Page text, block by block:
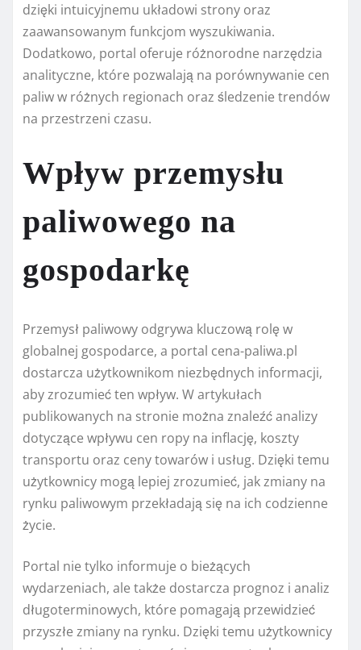
dzięki intuicyjnemu układowi strony oraz
zaawansowanym funkcjom wyszukiwania.
Dodatkowo, portal oferuje różnorodne narzędzia
analityczne, które pozwalają na porównywanie cen
paliw w różnych regionach oraz śledzenie trendów
na przestrzeni czasu.
Wpływ przemysłu
paliwowego na
gospodarkę
Przemysł paliwowy odgrywa kluczową rolę w
globalnej gospodarce, a portal cena-paliwa.pl
dostarcza użytkownikom niezbędnych informacji,
aby zrozumieć ten wpływ. W artykułach
publikowanych na stronie można znaleźć analizy
dotyczące wpływu cen ropy na inflację, koszty
transportu oraz ceny towarów i usług. Dzięki temu
użytkownicy mogą lepiej zrozumieć, jak zmiany na
rynku paliwowym przekładają się na ich codzienne
życie.
Portal nie tylko informuje o bieżących
wydarzeniach, ale także dostarcza prognoz i analiz
długoterminowych, które pomagają przewidzieć
przyszłe zmiany na rynku. Dzięki temu użytkownicy